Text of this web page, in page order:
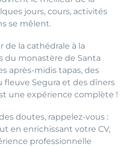
jours, cours, activités
se mêlent.
de la cathédrale à la
du monastère de Santa
après-midis tapas, des
Segura et des dîners
une expérience complète !
doutes, rappelez-vous :
en enrichissant votre CV,
professionnelle